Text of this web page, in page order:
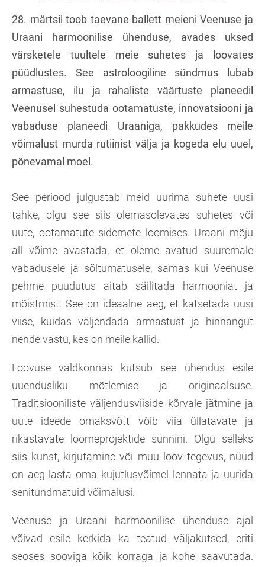
28. märtsil toob taevane ballett meieni Veenuse ja
Uraani harmoonilise ühenduse, avades uksed
värsketele tuultele meie suhetes ja loovates
püüdlustes. See astroloogiline sündmus lubab
armastuse, ilu ja rahaliste väärtuste planeedil
Veenusel suhestuda ootamatuste, innovatsiooni ja
vabaduse planeedi Uraaniga, pakkudes meile
võimalust murda rutiinist välja ja kogeda elu uuel,
põnevamal moel.
See periood julgustab meid uurima suhete uusi
tahke, olgu see siis olemasolevates suhetes või
uute, ootamatute sidemete loomises. Uraani mõju
all võime avastada, et oleme avatud suuremale
vabadusele ja sõltumatusele, samas kui Veenuse
pehme puudutus aitab säilitada harmooniat ja
mõistmist. See on ideaalne aeg, et katsetada uusi
viise, kuidas väljendada armastust ja hinnangut
nende vastu, kes on meile kallid.
Loovuse valdkonnas kutsub see ühendus esile
uuendusliku mõtlemise ja originaalsuse.
Traditsiooniliste väljendusviiside kõrvale jätmine ja
uute ideede omaksvõtt võib viia üllatavate ja
rikastavate loomeprojektide sünnini. Olgu selleks
siis kunst, kirjutamine või muu loov tegevus, nüüd
on aeg lasta oma kujutlusvõimel lennata ja uurida
senitundmatuid võimalusi.
Veenuse ja Uraani harmoonilise ühenduse ajal
võivad esile kerkida ka teatud väljakutsed, eriti
seoses sooviga kõik korraga ja kohe saavutada.